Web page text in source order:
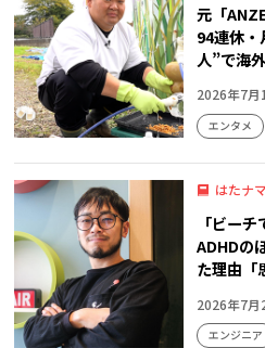
元「
94連休
人”で海
2026年7月
エンタメ
はたナマ
「ビー
ADHDの
た理由「
2026年7月
エンジニア